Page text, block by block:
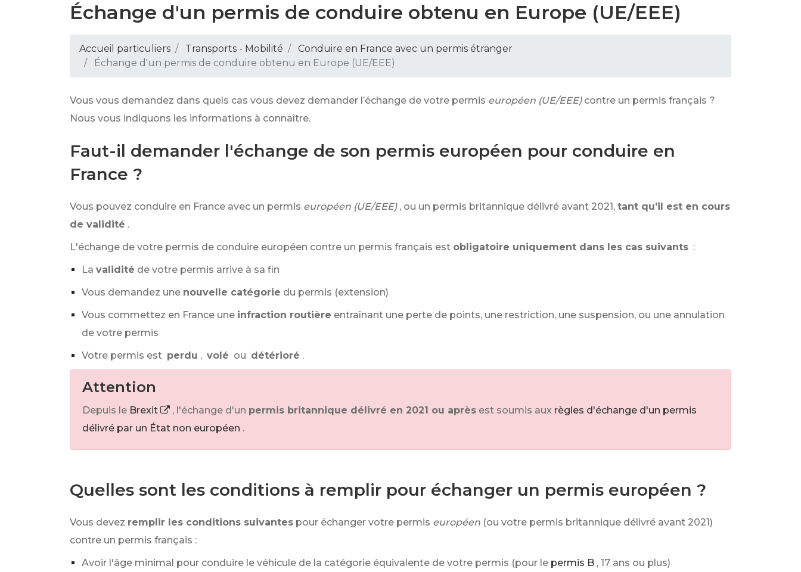
Échange d'un permis de conduire obtenu en Europe (UE/EEE)
Accueil particuliers Transports - Mobilité
Conduire en France avec un permis étranger
Échange d'un permis de conduire obtenu en Europe (UE/EEE)
Vous vous demandez dans quels cas vous devez demander l’échange de votre permis européen (UE/EEE) contre un permis français ?
Nous vous indiquons les informations à connaître.
Faut-il demander l'échange de son permis européen pour conduire en
France ?
Vous pouvez conduire en France avec un permis européen (UE/EEE) , ou un permis britannique délivré avant 2021, tant qu'il est en cours
de validité .
L'échange de votre permis de conduire européen contre un permis français est obligatoire uniquement dans les cas suivants :
La validité de votre permis arrive à sa fin
Vous demandez une nouvelle catégorie du permis (extension)
Vous commettez en France une infraction routière entraînant une perte de points, une restriction, une suspension, ou une annulation
de votre permis
Votre permis est perdu , volé ou détérioré .
Attention
Depuis le Brexit , l'échange d'un permis britannique délivré en 2021 ou après est soumis aux règles d'échange d'un permis
délivré par un État non européen .
Quelles sont les conditions à remplir pour échanger un permis européen ?
Vous devez remplir les conditions suivantes pour échanger votre permis européen (ou votre permis britannique délivré avant 2021)
contre un permis français :
Avoir l'âge minimal pour conduire le véhicule de la catégorie équivalente de votre permis (pour le permis B , 17 ans ou plus)